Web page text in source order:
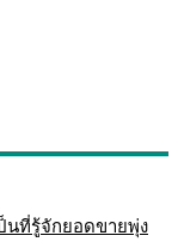
นที่รู้จักยอดขายพุ่ง